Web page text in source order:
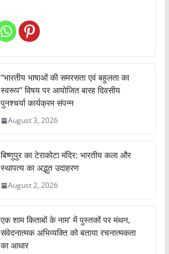
“भारतीय भाषाओं की समरसता एवं बहुलता का
स्वरूप” विषय पर आयोजित बारह दिवसीय
पुनश्चर्या कार्यक्रम संपन्न
August 3, 2026
बिष्णुपुर का टेराकोटा मंदिर: भारतीय कला और
स्थापत्य का अद्भुत उदाहरण
August 2, 2026
एक शाम किताबों के नाम’ में पुस्तकों पर मंथन,
संवेदनात्मक अभिव्यक्ति को बताया रचनात्मकता
का आधार